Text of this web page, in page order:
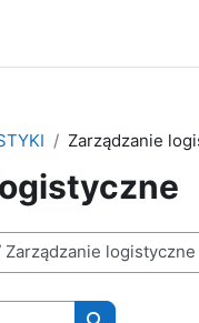
Zarządzanie